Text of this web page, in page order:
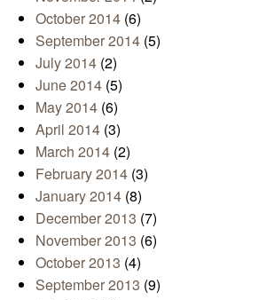
October 2014 (6)
September 2014 (5)
July 2014 (2)
June 2014 (5)
May 2014 (6)
April 2014 (3)
March 2014 (2)
February 2014 (3)
January 2014 (8)
December 2013 (7)
November 2013 (6)
October 2013 (4)
September 2013 (9)